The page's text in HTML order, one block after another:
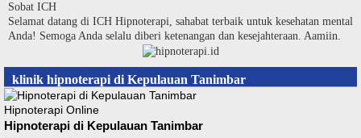
Langsung
ke
konten
Sobat ICH
Selamat datang di ICH Hipnoterapi, sahabat terbaik untuk kesehatan mental
Anda! Semoga Anda selalu diberi ketenangan dan kesejahteraan. Aamiin.
klinik hipnoterapi di Kepulauan Tanimbar
Hipnoterapi Online
Hipnoterapi di Kepulauan Tanimbar